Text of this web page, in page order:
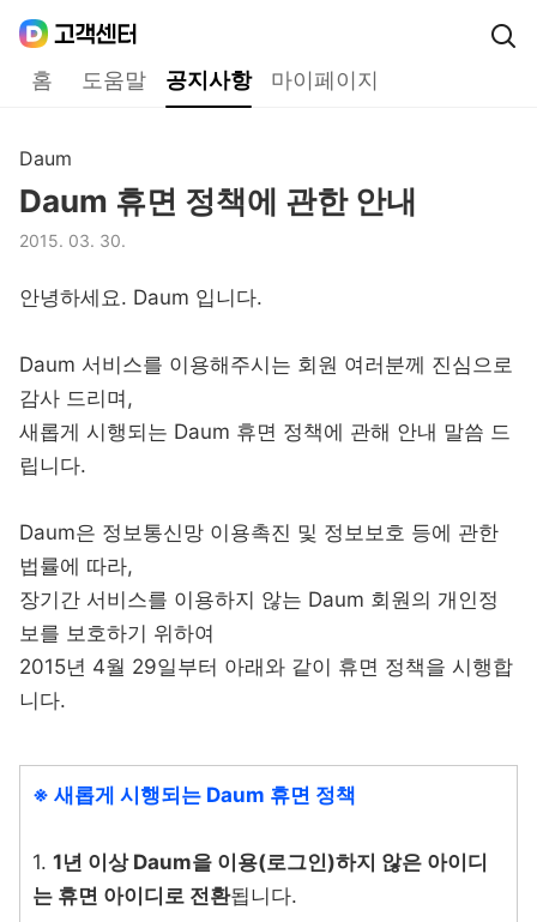
홈 도움말 공지사항 마이페이지
Daum
Daum 휴면 정책에 관한 안내
2015. 03. 30.
안녕하세요. Daum 입니다.
Daum 서비스를 이용해주시는 회원 여러분께 진심으로
감사 드리며,
새롭게 시행되는 Daum 휴면 정책에 관해 안내 말씀 드
립니다.
Daum은 정보통신망 이용촉진 및 정보보호 등에 관한
법률에 따라,
장기간 서비스를 이용하지 않는 Daum 회원의 개인정
보를 보호하기 위하여
2015년 4월 29일부터 아래와 같이 휴면 정책을 시행합
니다.
※ 새롭게 시행되는 Daum 휴면 정책
1. 1년 이상 Daum을 이용(로그인)하지 않은 아이디
는 휴면 아이디로 전환됩니다.